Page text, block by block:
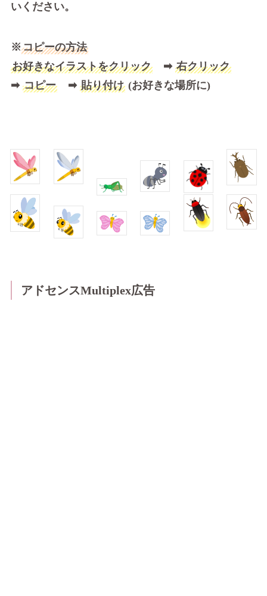
いください。
※コピーの方法
お好きなイラストをクリック➡ 右クリック
➡ コピー➡ 貼り付け(お好きな場所に)
アドセンスMultiplex広告